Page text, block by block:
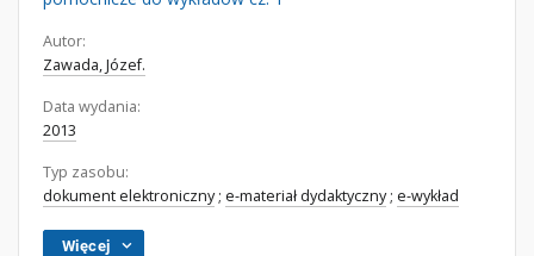
Autor:
Zawada, Józef.
Data wydania:
2013
Typ zasobu:
dokument elektroniczny; e-materiał dydaktyczny; e-wykład
Więcej